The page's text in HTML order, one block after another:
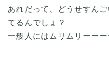
あれだって、どうせすん
てるんでしょ？
一般人にはムリムリーー